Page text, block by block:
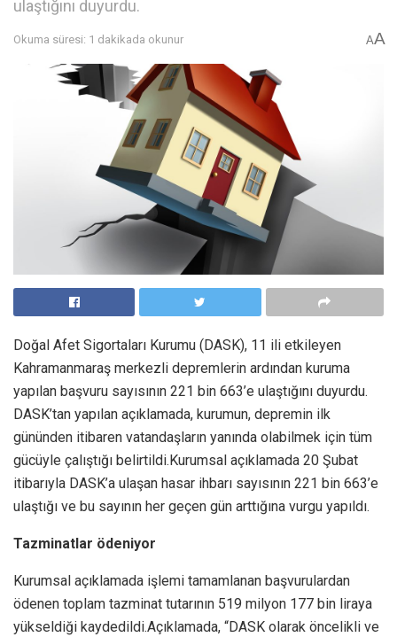
ulaştığını duyurdu.
Okuma süresi: 1 dakikada okunur AA
Doğal Afet Sigortaları Kurumu (DASK), 11 ili etkileyen
Kahramanmaraş merkezli depremlerin ardından kuruma
yapılan başvuru sayısının 221 bin 663’e ulaştığını duyurdu.
DASK’tan yapılan açıklamada, kurumun, depremin ilk
gününden itibaren vatandaşların yanında olabilmek için tüm
gücüyle çalıştığı belirtildi.Kurumsal açıklamada 20 Şubat
itibarıyla DASK’a ulaşan hasar ihbarı sayısının 221 bin 663’e
ulaştığı ve bu sayının her geçen gün arttığına vurgu yapıldı.
Tazminatlar ödeniyor
Kurumsal açıklamada işlemi tamamlanan başvurulardan
ödenen toplam tazminat tutarının 519 milyon 177 bin liraya
yükseldiği kaydedildi.Açıklamada, “DASK olarak öncelikli ve